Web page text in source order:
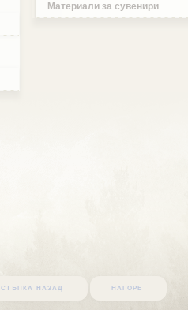
Материали за сувенири
стъпка назад нагоре